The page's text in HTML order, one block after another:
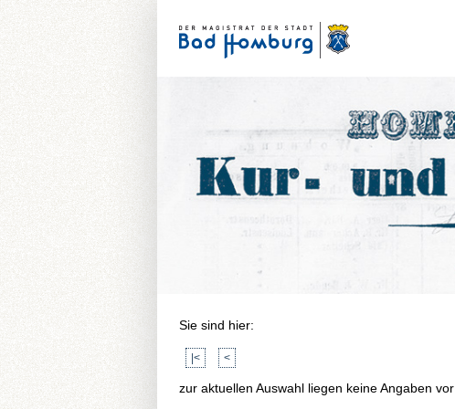
Sie sind hier:
|< <
zur aktuellen Auswahl liegen keine Angaben vor